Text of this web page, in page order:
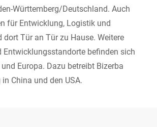
Württemberg/Deutschland. Auch
für Entwicklung, Logistik und
dort Tür an Tür zu Hause. Weitere
Entwicklungsstandorte befinden sich
Europa. Dazu betreibt Bizerba
China und den USA.